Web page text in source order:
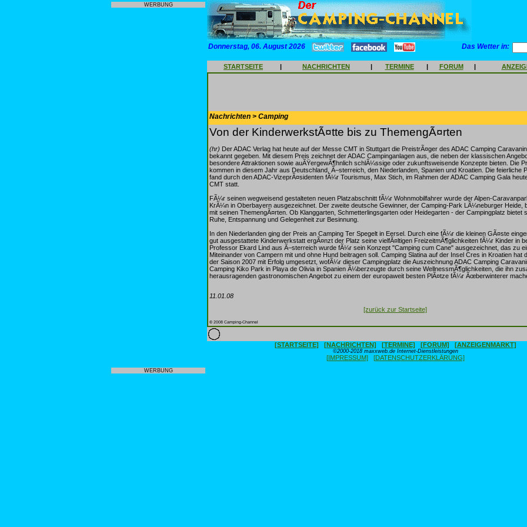
WERBUNG
WERBUNG
Donnerstag, 06. August 2026 Das Wetter in:
STARTSEITE | NACHRICHTEN | TERMINE | FORUM |
Nachrichten > Camping
Von der KinderwerkstÃ¤tte bis zu ThemengÃ¤rten
(hr) Der ADAC Verlag hat heute auf der Messe CMT in Stuttgart die PreistrÃ¤ger des ADAC Camping
bekannt gegeben. Mit diesem Preis zeichnet der ADAC Campinganlagen aus, die neben der klassischen
besondere Attraktionen sowie auÃŸergewÃ¶hnlich schlÃ¼ssige oder zukunftsweisende Konzepte bieten. Die
kommen in diesem Jahr aus Deutschland, Ã–sterreich, den Niederlanden, Spanien und Kroatien. Die feierliche
fand durch den ADAC-VizeprÃ¤sidenten fÃ¼r Tourismus, Max Stich, im Rahmen der ADAC Camping Gala
CMT statt.
FÃ¼r seinen wegweisend gestalteten neuen Platzabschnitt fÃ¼r Wohnmobilfahrer wurde der Alpen-
KrÃ¼n in Oberbayern ausgezeichnet. Der zweite deutsche Gewinner, der Camping-Park LÃ¼neburger Heide,
mit seinen ThemengÃ¤rten. Ob Klanggarten, Schmetterlingsgarten oder Heidegarten - der Campingplatz bietet
Ruhe, Entspannung und Gelegenheit zur Besinnung.
In den Niederlanden ging der Preis an Camping Ter Spegelt in Eersel. Durch eine fÃ¼r die kleinen GÃ¤ste
gut ausgestattete Kinderwerkstatt ergÃ¤nzt der Platz seine vielfÃ¤ltigen FreizeitmÃ¶glichkeiten fÃ¼r Kinder in
Professor Ekard Lind aus Ã–sterreich wurde fÃ¼r sein Konzept "Camping cum Cane" ausgezeichnet, das zu
Miteinander von Campern mit und ohne Hund beitragen soll. Camping Slatina auf der Insel Cres in Kroatien hat
der Saison 2007 mit Erfolg umgesetzt, wofÃ¼r dieser Campingplatz die Auszeichnung ADAC Camping
Camping Kiko Park in Playa de Olivia in Spanien Ã¼berzeugte durch seine WellnessmÃ¶glichkeiten, die ihn
herausragenden gastronomischen Angebot zu einem der europaweit besten PlÃ¤tze fÃ¼r Ãœberwinterer
11.01.08
[zurück zur Startseite]
© 2008 Camping-Channel
[STARTSEITE] [NACHRICHTEN] [TERMINE] [FORUM] [ANZEIGENMARKT]
©2000-2018 maxxweb.de Internet-Dienstleistungen
[IMPRESSUM] [DATENSCHUTZERKLÄRUNG]